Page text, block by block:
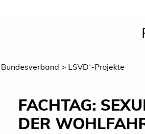
Bundesverband LSVD⁺-Projekte
FACHTAG:
DER